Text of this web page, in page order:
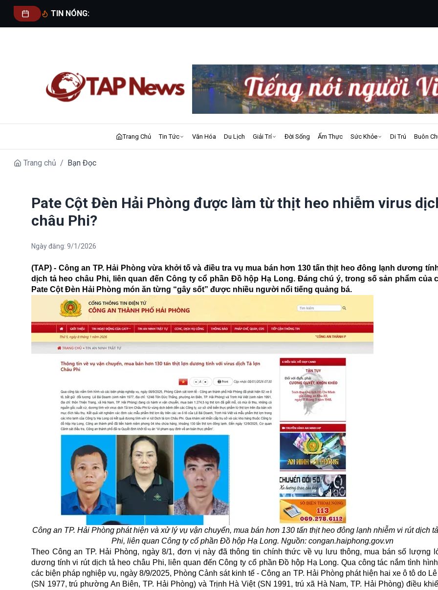
TIN NÓNG:
Trang Chủ Tin Tức Văn Hóa Du Lịch Giải Trí Đời Sống Ẩm Thực Sức Khỏe Di Trú Buôn
Trang chủ / Bạn Đọc
Pate Cột Đèn Hải Phòng được làm từ thịt heo nhiễm virus
châu Phi?
Ngày đăng: 9/1/2026
(TAP) - Công an TP. Hải Phòng vừa khởi tố và điều tra vụ mua bán hơn 130 tấn thịt heo đông lạnh dương
dịch tả heo châu Phi, liên quan đến Công ty cổ phần Đồ hộp Hạ Long. Đáng chú ý, trong số sản phẩm của
Pate Cột Đèn Hải Phòng món ăn từng “gây sốt” được nhiều người nổi tiếng quảng bá.
Công an TP. Hải Phòng phát hiện và xử lý vụ vận chuyển, mua bán hơn 130 tấn thịt heo đông lạnh nhiễm vi rút dịch
Phi, liên quan Công ty cổ phần Đồ hộp Hạ Long. Nguồn: congan.haiphong.gov.vn
Theo Công an TP. Hải Phòng, ngày 8/1, đơn vị này đã thông tin chính thức về vụ lưu thông, mua bán số lượng
dương tính vi rút dịch tả heo châu Phi, liên quan đến Công ty cổ phần Đồ hộp Hạ Long. Qua công tác nắm tình
các biện pháp nghiệp vụ, ngày 8/9/2025, Phòng Cảnh sát kinh tế - Công an TP. Hải Phòng phát hiện hai xe ô tô do
(SN 1977, trú phường An Biên, TP. Hải Phòng) và Trịnh Hà Việt (SN 1991, trú xã Hà Nam, TP. Hải Phòng) điều